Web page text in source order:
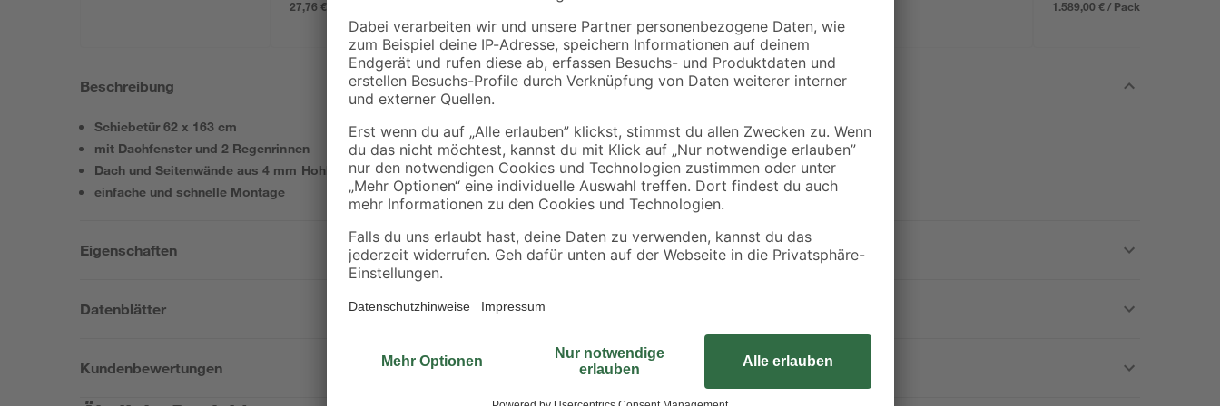
27,76 € / Kilogramm
1.589,00 € / Pack
Beschreibung
Schiebetür 62 x 163 cm
mit Dachfenster und 2 Regenrinnen
Dach und Seitenwände aus 4 mm Hohlkammerplatten
einfache und schnelle Montage
Eigenschaften
Datenblätter
Kundenbewertungen